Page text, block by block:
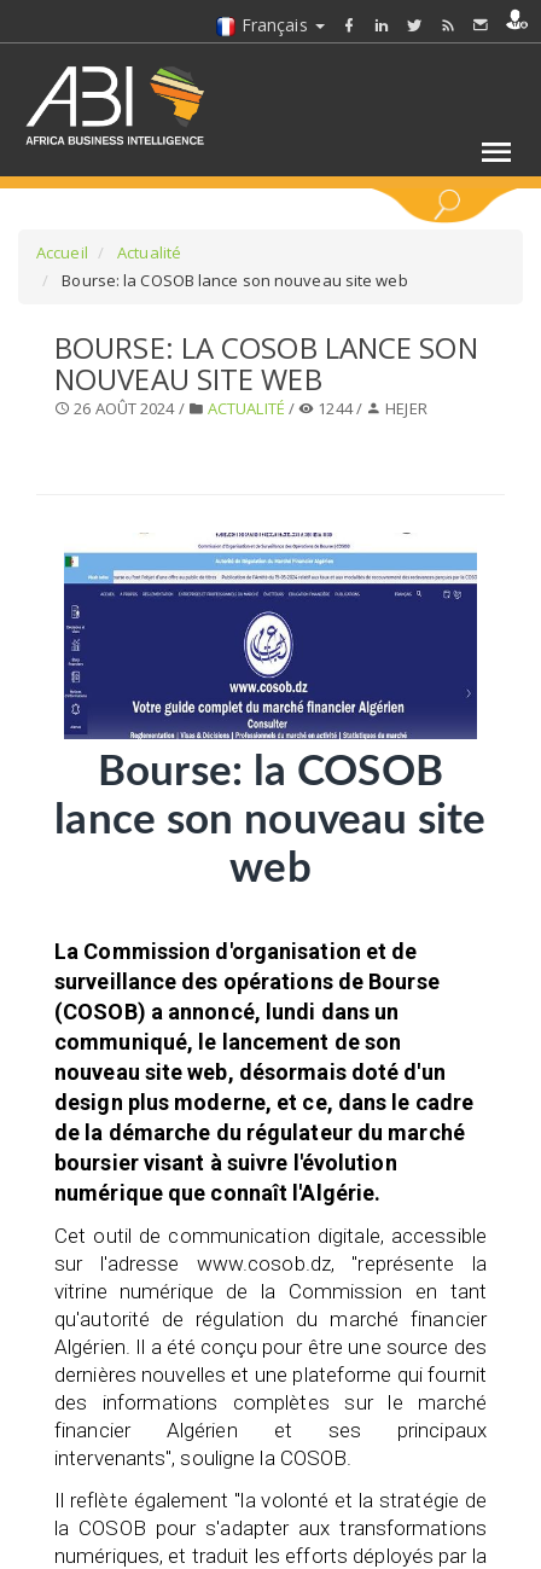
Français
SÉLECTIONNEZ UN DOSSIER
SÉLECTIONNEZ UN/DES PAYS
Accueil
Actualité
Bourse: la COSOB lance son nouveau site web
BOURSE: LA COSOB LANCE SON
NOUVEAU SITE WEB
26 AOÛT 2024 / ACTUALITÉ / 1244 / HEJER
Bourse: la COSOB
lance son nouveau site
web
La Commission d'organisation et de
surveillance des opérations de Bourse
(COSOB) a annoncé, lundi dans un
communiqué, le lancement de son
nouveau site web, désormais doté d'un
design plus moderne, et ce, dans le cadre
de la démarche du régulateur du marché
boursier visant à suivre l'évolution
numérique que connaît l'Algérie.
Cet outil de communication digitale, accessible
sur l'adresse www.cosob.dz, "représente la
vitrine numérique de la Commission en tant
qu'autorité de régulation du marché financier
Algérien. Il a été conçu pour être une source des
dernières nouvelles et une plateforme qui fournit
des informations complètes sur le marché
financier Algérien et ses principaux
intervenants", souligne la COSOB.
Il reflète également "la volonté et la stratégie de
la COSOB pour s'adapter aux transformations
numériques, et traduit les efforts déployés par la